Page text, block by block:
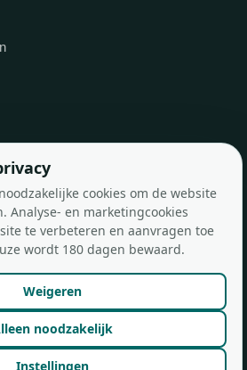
cookies om de website
Analyse- en marketingcookies
te verbeteren en aanvragen toe
wordt 180 dagen bewaard.
Weigeren
noodzakelijk
Instellingen